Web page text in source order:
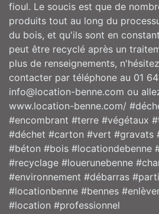
fioul. Le soucis est que de
produits tout au long du
du bois, et qu'ils sont en
peut être recyclé après un
plus de renseignements,
contacter par téléphone au 01
info@location-benne.com ou
www.location-benne.com/
#encombrant #terre #végétaux
#déchet #carton #vert #gravats
#béton #bois #locationdebenne
#recyclage #louerunebenne
#environnement #débarras
#locationbenne #bennes
#location #professionnel